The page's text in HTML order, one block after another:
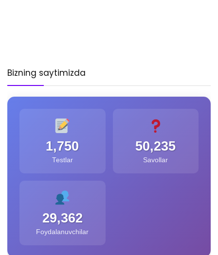
Bizning saytimizda
1,750
Testlar
50,235
Savollar
29,362
Foydalanuvchilar